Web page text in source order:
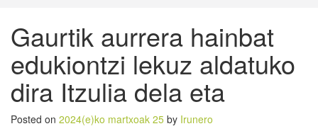
Gaurtik aurrera hainbat
edukiontzi lekuz aldatuko
dira Itzulia dela eta
Posted on 2024(e)ko martxoak 25 by Irunero